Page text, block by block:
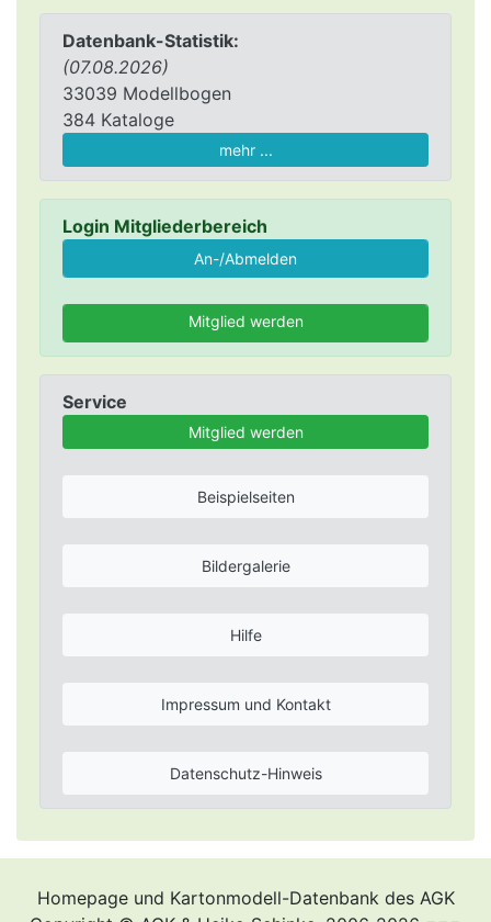
Datenbank-Statistik:
(07.08.2026)
33039 Modellbogen
384 Kataloge
mehr ...
Login Mitgliederbereich
Mitglied werden
Service
Mitglied werden
Beispielseiten
Bildergalerie
Hilfe
Impressum und Kontakt
Datenschutz-Hinweis
Homepage und Kartonmodell-Datenbank des AGK